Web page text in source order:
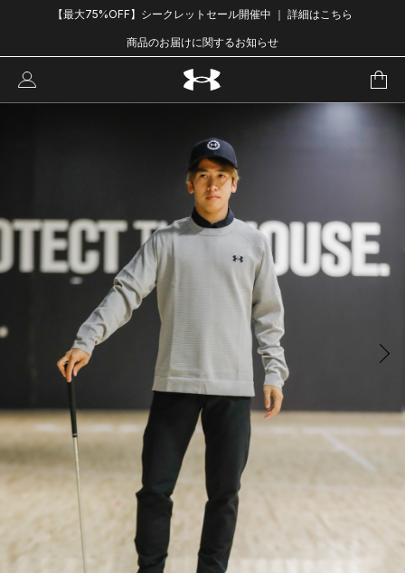
【最大75%OFF】シークレットセール開催中 ｜ 詳細はこちら
商品のお届けに関するお知らせ